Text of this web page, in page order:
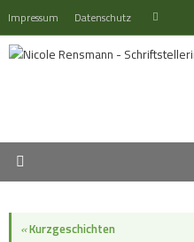
Inhalt
springen
Impressum Datenschutz Suchen
«Kurzgeschichten